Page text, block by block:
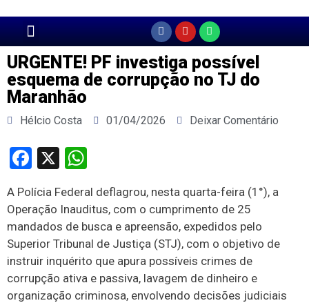
URGENTE! PF investiga possível
esquema de corrupção no TJ do
Maranhão
Hélcio Costa 01/04/2026 Deixar Comentário
Facebook
X
A Polícia Federal deflagrou, nesta quarta-feira (1°), a
Operação Inauditus, com o cumprimento de 25
mandados de busca e apreensão, expedidos pelo
Superior Tribunal de Justiça (STJ), com o objetivo de
instruir inquérito que apura possíveis crimes de
corrupção ativa e passiva, lavagem de dinheiro e
organização criminosa, envolvendo decisões judiciais